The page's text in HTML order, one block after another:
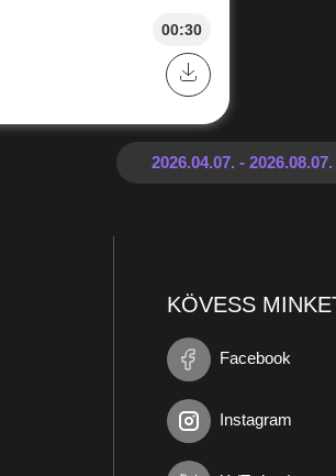
00:30
KÖVESS
Facebook
Instagram